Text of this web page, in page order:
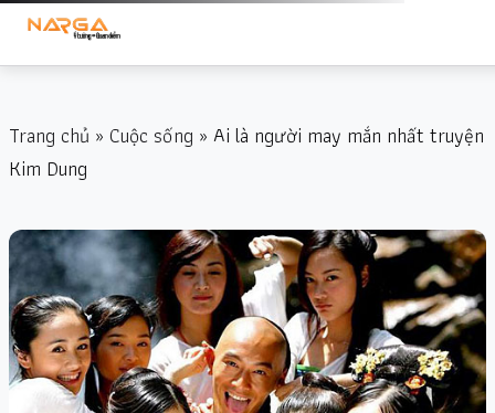
Trang chủ » Cuộc sống » Ai là người may mắn nhất truyện
Kim Dung